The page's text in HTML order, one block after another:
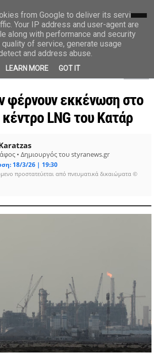
Γεγονότα-Επικαιρότητα
φέρνουν εκκένωση στο
LNG του Κατάρ
• Δημιουργός του styranews.gr
18/3/26 | 19:30
προστατεύεται από πνευματικά δικαιώματα ©
from Google to deliver its services
Your IP address and user-agent are
along with performance and security
of service, generate usage
and address abuse.
LEARN MORE GOT IT